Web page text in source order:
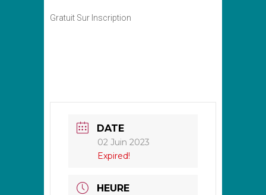
Gratuit Sur Inscription
DATE
02 Juin 2023
Expired!
HEURE